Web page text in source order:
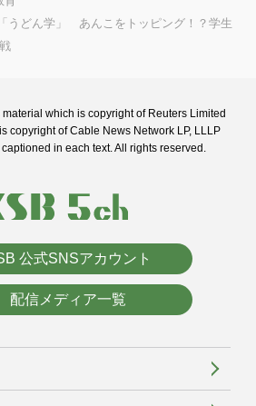
うどん学」 あんこをトッピング！？学生
which is copyright of Reuters Limited
copyright of Cable News Network LP, LLLP
in each text. All rights reserved.
公式SNSアカウント
配信メディア一覧